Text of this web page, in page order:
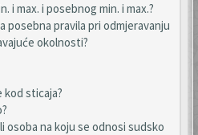
i max. i posebnog min. i max.?
posebna pravila pri odmjeravanju
okolnosti?
kod sticaja?
osoba na koju se odnosi sudsko